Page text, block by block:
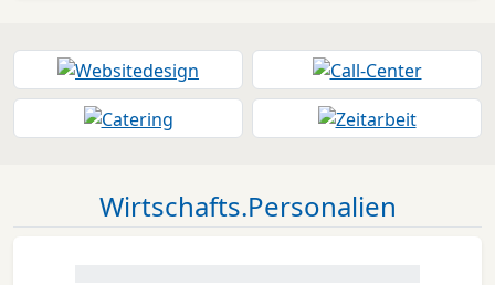
Wirtschafts.Personalien